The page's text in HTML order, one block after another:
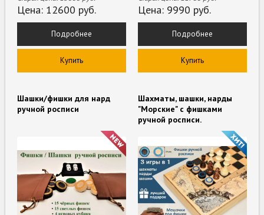
Цена: 12600 руб.
Подробнее
Купить
Цена: 9990 руб.
Подробнее
Купить
Шашки/фишки для нард
ручной росписи
Шахматы, шашки, нарды
"Морские" с фишками
ручной росписи.